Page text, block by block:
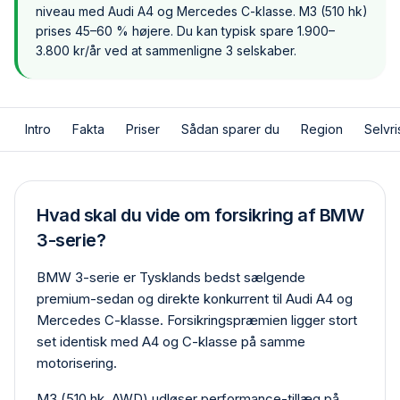
niveau med Audi A4 og Mercedes C-klasse. M3 (510 hk)
prises 45–60 % højere. Du kan typisk spare 1.900–
3.800 kr/år ved at sammenligne 3 selskaber.
Intro Fakta Priser Sådan sparer du Region
Hvad skal du vide om forsikring af BMW
3-serie?
BMW 3-serie er Tysklands bedst sælgende
premium-sedan og direkte konkurrent til Audi A4 og
Mercedes C-klasse. Forsikringspræmien ligger stort
set identisk med A4 og C-klasse på samme
motorisering.